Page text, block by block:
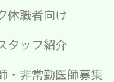
休職者向け
タッフ紹介
・非常勤医師募集